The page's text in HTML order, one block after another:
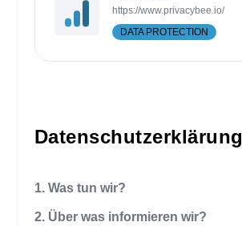
https://www.privacybee.io/
DATA PROTECTION
Datenschutzerklärung
1. Was tun wir?
2. Über was informieren wir?